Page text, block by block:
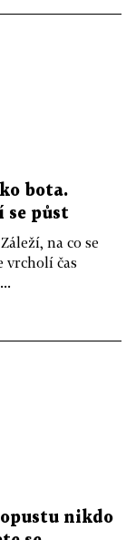
bota.
se půst
na co se
vrcholí čas
nikdo